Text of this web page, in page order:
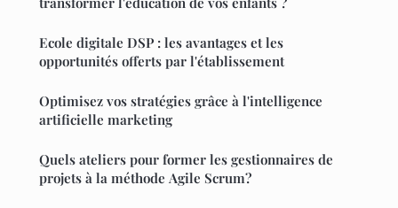
Ecole digitale DSP : les avantages et les
opportunités offerts par l'établissement
Optimisez vos stratégies grâce à l'intelligence
artificielle marketing
Quels ateliers pour former les gestionnaires de
projets à la méthode Agile Scrum?